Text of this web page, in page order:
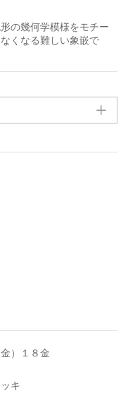
の幾何学模様をモチー
くなる難しい象嵌で
）１８金
キ